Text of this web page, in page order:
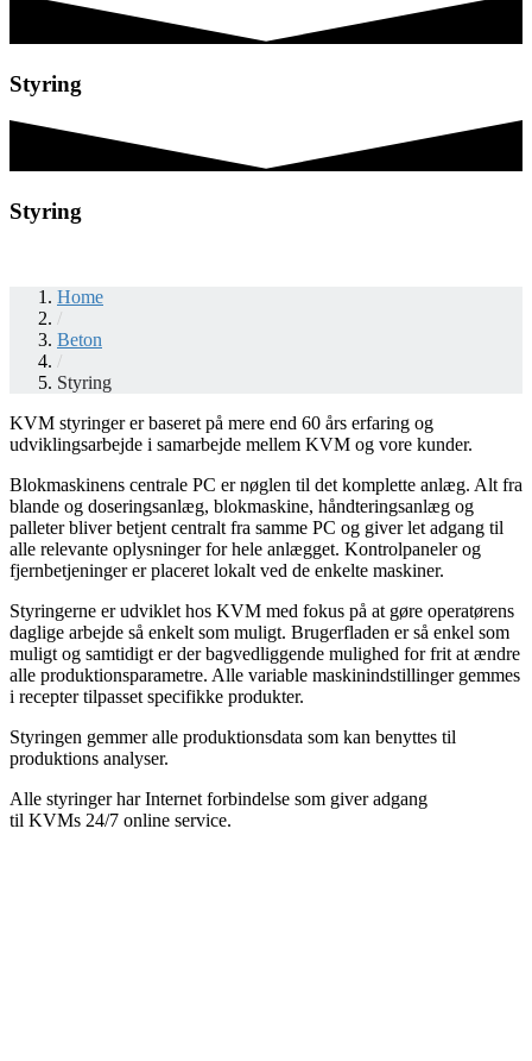
Styring
Styring
Home
/
Beton
/
Styring
KVM styringer er baseret på mere end 60 års erfaring og
udviklingsarbejde i samarbejde mellem KVM og vore kunder.
Blokmaskinens centrale PC er nøglen til det komplette anlæg. Alt fra
blande og doseringsanlæg, blokmaskine, håndteringsanlæg og
palleter bliver betjent centralt fra samme PC og giver let adgang til
alle relevante oplysninger for hele anlægget. Kontrolpaneler og
fjernbetjeninger er placeret lokalt ved de enkelte maskiner.
Styringerne er udviklet hos KVM med fokus på at gøre operatørens
daglige arbejde så enkelt som muligt. Brugerfladen er så enkel som
muligt og samtidigt er der bagvedliggende mulighed for frit at ændre
alle produktionsparametre. Alle variable maskinindstillinger gemmes
i recepter tilpasset specifikke produkter.
Styringen gemmer alle produktionsdata som kan benyttes til
produktions analyser.
Alle styringer har Internet forbindelse som giver adgang
til KVMs 24/7 online service.